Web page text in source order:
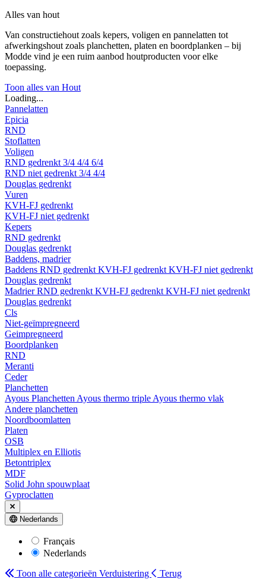
Alles van hout
Van constructiehout zoals kepers, voligen en pannelatten tot
afwerkingshout zoals planchetten, platen en boordplanken – bij
Modde vind je een ruim aanbod houtproducten voor elke
toepassing.
Toon alles van Hout
Loading...
Pannelatten
Epicia
RND
Stoflatten
Voligen
RND gedrenkt 3/4 4/4 6/4
RND niet gedrenkt 3/4 4/4
Douglas gedrenkt
Vuren
KVH-FJ gedrenkt
KVH-FJ niet gedrenkt
Kepers
RND gedrenkt
Douglas gedrenkt
Baddens, madrier
Baddens RND gedrenkt KVH-FJ gedrenkt KVH-FJ niet gedrenkt
Douglas gedrenkt
MadrierRND gedrenkt KVH-FJ gedrenkt KVH-FJ niet gedrenkt
Douglas gedrenkt
Cls
Niet-geïmpregneerd
Geimpregneerd
Boordplanken
RND
Meranti
Ceder
Planchetten
Ayous Planchetten Ayous thermo triple Ayous thermo vlak
Andere planchetten
Noordboomlatten
Platen
OSB
Multiplex en Elliotis
Betontriplex
MDF
Solid John spouwplaat
Gyproclatten
Nederlands
Français
Nederlands
Toon alle categorieën Verduistering
Terug